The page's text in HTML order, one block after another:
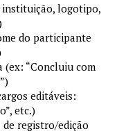
instituição, logotipo,
do participante
(ex: “Concluiu com
editáveis:
etc.)
de registro/edição